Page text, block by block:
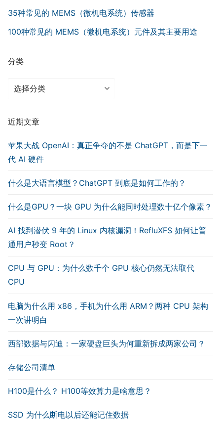
35种常见的 MEMS（微机电系统）传感器
100种常见的 MEMS（微机电系统）元件及其主要用途
分类
分
近期文章
苹果大战 OpenAI：真正争夺的不是 ChatGPT，而是下一
代 AI 硬件
什么是大语言模型？ChatGPT 到底是如何工作的？
什么是GPU？一块 GPU 为什么能同时处理数十亿个像素？
AI 找到潜伏 9 年的 Linux 内核漏洞！RefluXFS 如何让普
通用户秒变 Root？
CPU 与 GPU：为什么数千个 GPU 核心仍然无法取代
CPU
电脑为什么用 x86，手机为什么用 ARM？两种 CPU 架构
一次讲明白
西部数据与闪迪：一家硬盘巨头为何重新拆成两家公司？
存储公司清单
H100是什么？ H100等效算力是啥意思？
SSD 为什么断电以后还能记住数据